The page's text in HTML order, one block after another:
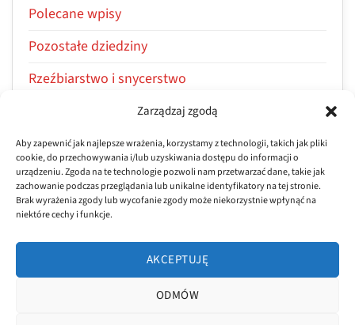
Zarządzaj zgodą
Aby zapewnić jak najlepsze wrażenia, korzystamy z technologii, takich jak pliki
cookie, do przechowywania i/lub uzyskiwania dostępu do informacji o
urządzeniu. Zgoda na te technologie pozwoli nam przetwarzać dane, takie jak
zachowanie podczas przeglądania lub unikalne identyfikatory na tej stronie.
Brak wyrażenia zgody lub wycofanie zgody może niekorzystnie wpłynąć na
niektóre cechy i funkcje.
AKCEPTUJĘ
ODMÓW
Polecane wpisy
Pozostałe dziedziny
Rzeźbiarstwo i snycerstwo
Stolarstwo i ciesielstwo
Warsztaty i kursy
Z życia firmy